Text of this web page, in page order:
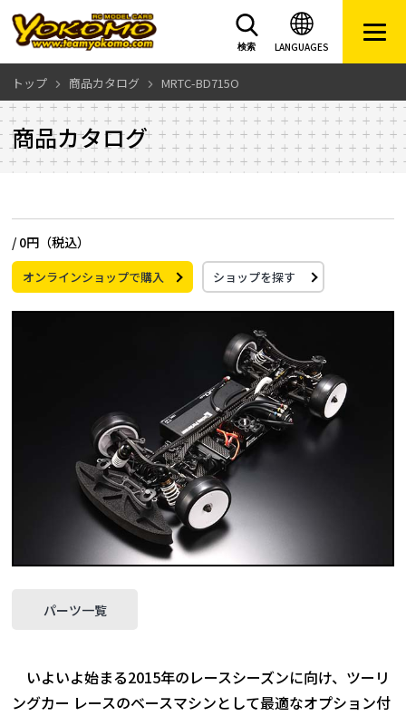
LANGUAGES
検索
トップ 商品カタログ MRTC-BD715O
商品カタログ
/ 0円（税込）
オンラインショップで購入 ショップを探す
パーツ一覧
いよいよ始まる2015年のレースシーズンに向け、ツーリ
ングカー レースのベースマシンとして最適なオプション付